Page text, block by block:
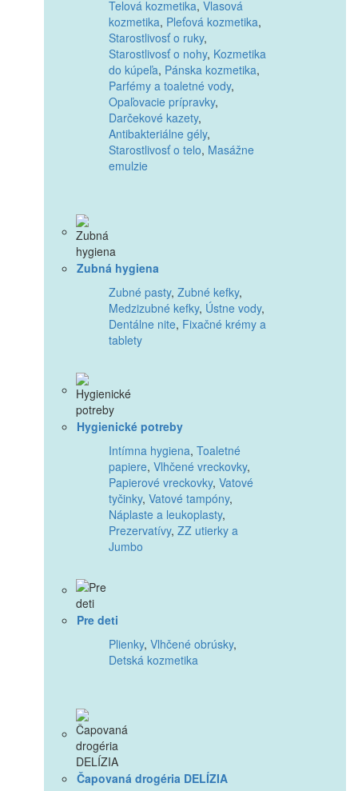
Telová kozmetika, Vlasová
kozmetika, Pleťová kozmetika,
Starostlivosť o ruky,
Starostlivosť o nohy, Kozmetika
do kúpeľa, Pánska kozmetika,
Parfémy a toaletné vody,
Opaľovacie prípravky,
Darčekové kazety,
Antibakteriálne gély,
Starostlivosť o telo, Masážne
emulzie
Zubná hygiena
Zubné pasty, Zubné kefky,
Medzizubné kefky, Ústne vody,
Dentálne nite, Fixačné krémy a
tablety
Hygienické potreby
Intímna hygiena, Toaletné
papiere, Vlhčené vreckovky,
Papierové vreckovky, Vatové
tyčinky, Vatové tampóny,
Náplaste a leukoplasty,
Prezervatívy, ZZ utierky a
Jumbo
Pre deti
Plienky, Vlhčené obrúsky,
Detská kozmetika
Čapovaná drogéria DELÍZIA